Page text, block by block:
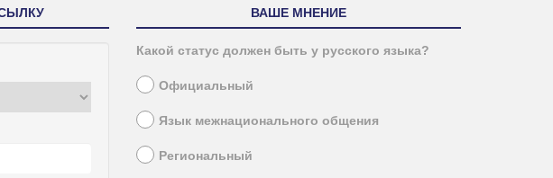
ВАШЕ МНЕНИЕ
Какой статус должен быть у русского языка?
Официальный
Язык межнационального общения
Региональный